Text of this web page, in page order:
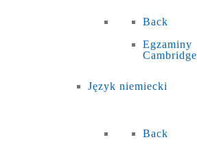
Back
Egzaminy
Cambridge
Język niemiecki
Back